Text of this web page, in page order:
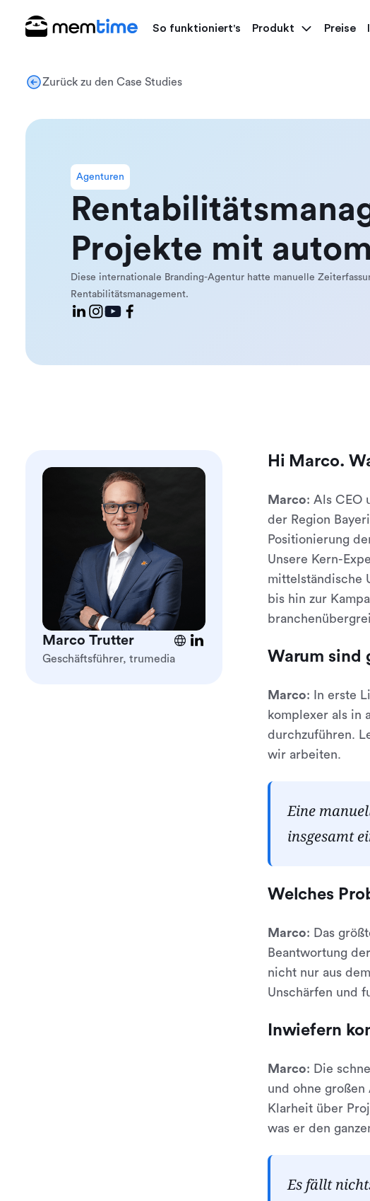
So funktioniert's Produkt Preise
Zurück zu den Case Studies
Agenturen
Projekte mit
Diese internationale Branding-Agentur hatte manuelle
Rentabilitätsmanagement.
Marco Trutter
Geschäftsführer, trumedia
Hi Marco.
Marco: Als CEO
der Region
Positionierung
Unsere Kern-
mittelständische
bis hin zur
Warum sind
Marco: In erste
komplexer als in
durchzuführen.
wir arbeiten.
Eine
insgesamt
Welches
Marco: Das
Beantwortung
nicht nur aus
Unschärfen und
Inwiefern
Marco: Die
und ohne
Klarheit über
was er den
Es fällt